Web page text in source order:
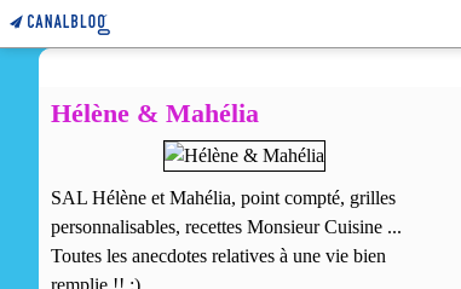
Hélène & Mahélia
SAL Hélène et Mahélia, point compté, grilles
personnalisables, recettes Monsieur Cuisine ...
Toutes les anecdotes relatives à une vie bien
remplie !! :)